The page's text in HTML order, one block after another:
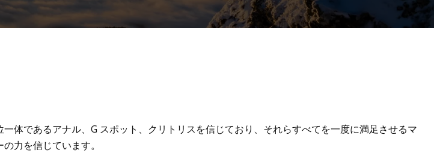
体であるアナル、G スポット、クリトリスを信じており、それらすべてを一度に満足させるマ
力を信じています。